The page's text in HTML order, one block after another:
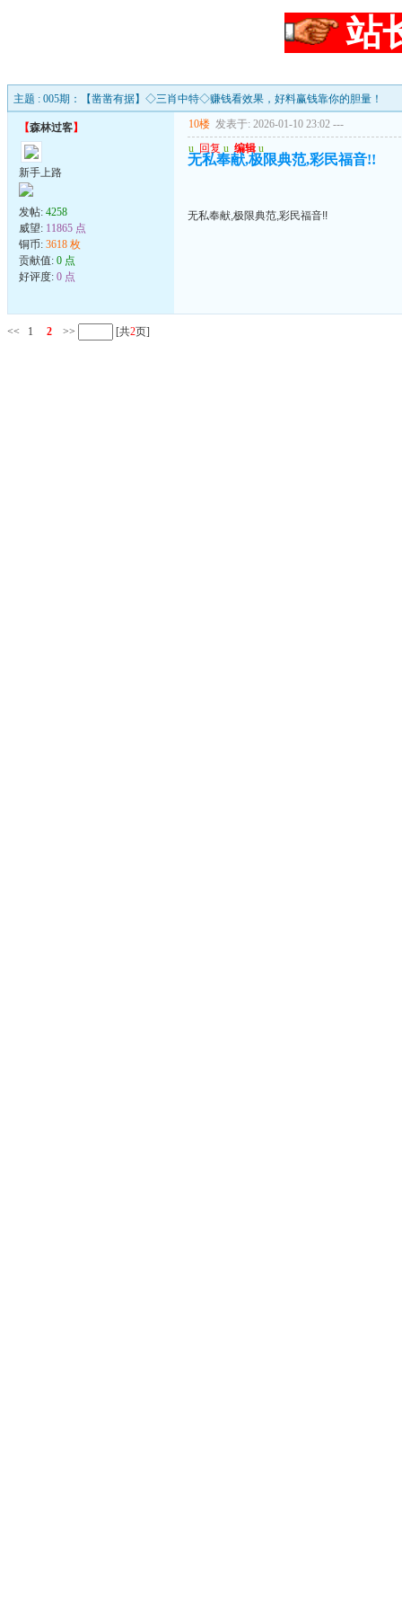
站
主题 : 005期：【凿凿有据】◇三肖中特◇赚钱看效果，好料赢钱靠你的胆量！
【森林过客】
新手上路
发帖: 4258
威望: 11865 点
铜币: 3618 枚
贡献值: 0 点
好评度: 0 点
10楼 发表于: 2026-01-10 23:02 ---
u 回复 u 编辑 u
无私奉献,极限典范,彩民福音!!
无私奉献,极限典范,彩民福音!!
<< 1 2 >> [共2页]